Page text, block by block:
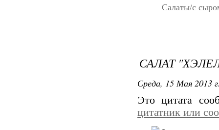
Салаты/с
САЛАТ
Среда, 15 Мая 2013
Это цитата
цитатник или